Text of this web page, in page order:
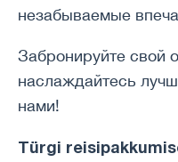
незабываемые
Забронируйте свой
наслаждайтесь
нами!
Türgi